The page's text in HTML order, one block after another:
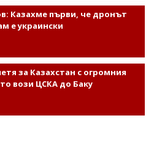
Казахме първи, че дронът
е украински
за Казахстан с огромния
вози ЦСКА до Баку